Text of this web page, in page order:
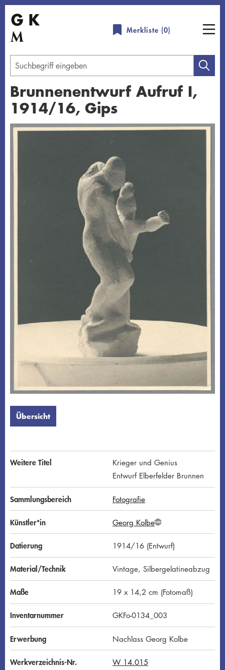
Direkt
zum
Inhalt
Merkliste (0)
Geben
Sie
einen
Suchbegriff
Brunnenentwurf Aufruf I,
1914/16, Gips
Übersicht schließen
Übersicht
Weitere Titel
Krieger und Genius
Entwurf Elberfelder Brunnen
Sammlungsbereich Fotografie
Künstler*in Georg KolbeG
N
D
Datierung 1914/16 (Entwurf)
Material/Technik Vintage, Silbergelatineabzug
Maße 19 x 14,2 cm (Fotomaß)
Inventarnummer GKFo-0134_003
Erwerbung Nachlass Georg Kolbe
Werkverzeichnis-Nr. W 14.015